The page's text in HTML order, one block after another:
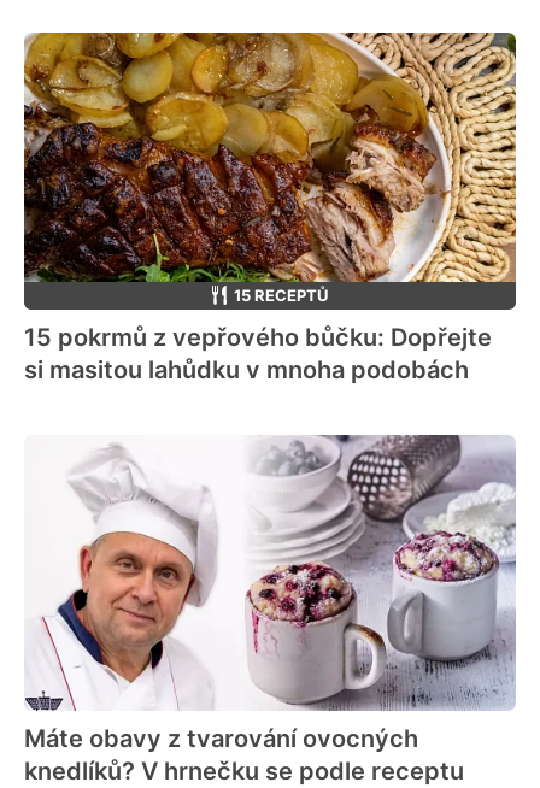
15 RECEPTŮ
15 pokrmů z vepřového bůčku: Dopřejte
si masitou lahůdku v mnoha podobách
Máte obavy z tvarování ovocných
knedlíků? V hrnečku se podle receptu